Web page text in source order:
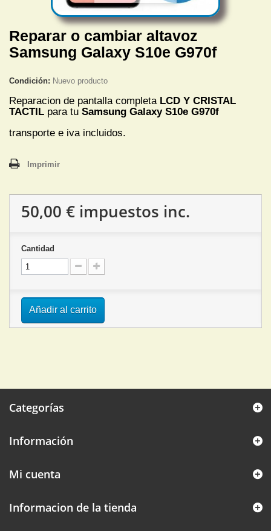
Reparar o cambiar altavoz
Samsung Galaxy S10e G970f
Condición: Nuevo producto
Reparacion de pantalla completa LCD Y CRISTAL
TACTIL para tu Samsung Galaxy S10e G970f
transporte e iva incluidos.
Imprimir
50,00 € impuestos inc.
Cantidad
Añadir al carrito
Categorías
Información
Mi cuenta
Informacion de la tienda